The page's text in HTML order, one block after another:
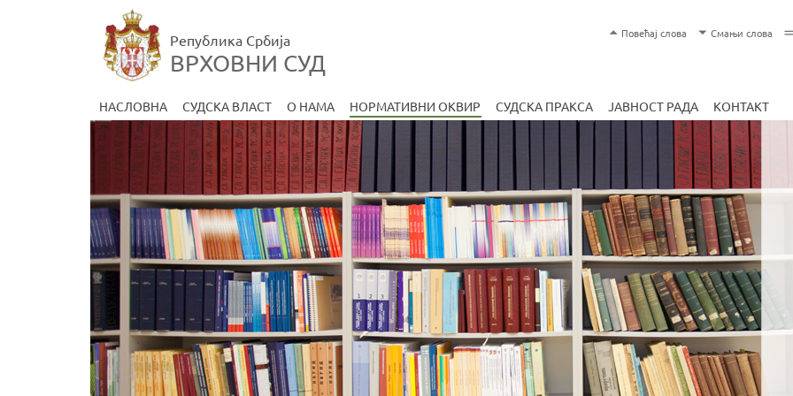
Република Србија
ВРХОВНИ СУД
T
S
Повећај слова Смањи слова
НАСЛОВНА СУДСКА ВЛАСТ О НАМА НОРМАТИВНИ ОКВИР СУДСКА ПРАКСА ЈАВНОСТ РАДА КОНТАКТ